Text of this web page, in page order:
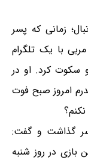
زمانی که پسر
با یک تلگرام
سکوت کرد. او در
امروز صبح فوت
گذاشت و گفت:
در روز شنبه